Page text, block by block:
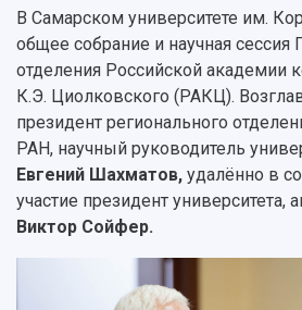
Заслуженные деятели
Структура университета
Институты и факультеты
Кафедры
Научные подразделения
Отделы и службы
Общественные организации
Институт искусственного
Инжиниринговый центр
Аграрный карбоновый
Подкасты
Просветительский
Расписание занятий
Стипендии
Тестирование
знание русского языка,
основ законодательства
Платные образовательные
Скидки на обучение
Подготовительные курсы
Научная инфраструктура
Научно-исследовательские
Структурная схема
исследовательской
Материальная база
Подразделения научного
Организационные
Результаты научно-
деятельности
Конкурсы научных проектов
В Самарском университете им.
общее собрание и научная сессия
отделения Российской академии
К.Э. Циолковского (РАКЦ).
президент регионального
РАН, научный руководитель
Евгений Шахматов, удалённо в
участие президент университета,
Виктор Сойфер.